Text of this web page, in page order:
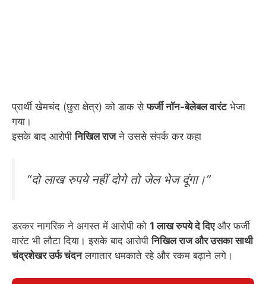
प्रार्थी खेमचंद (छुरा क्षेत्र) को डाक सेफर्जी नॉन-बेलेबल वारंटभेजा
गया।
इसके बाद आरोपीनिखिल राजने उससे संपर्क कर कहा
“दो लाख रुपये नहीं दोगे तो जेल भेज दूंगा।”
डरकर नागरिक ने अगस्त में आरोपी को 1 लाख रुपये दे दिएऔर फर्जी
वारंट भी लौटा दिया। इसके बाद आरोपीनिखिल राज और उसका साथी
चंद्रशेखर उर्फ चंदनलगातार धमकाते रहे और रकम बढ़ाने लगे।